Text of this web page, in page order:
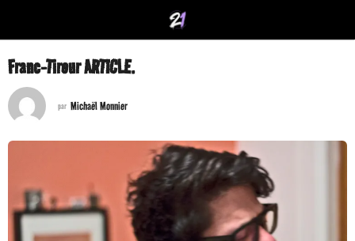
Franc-Tireur ARTICLE.
par Michaël Monnier